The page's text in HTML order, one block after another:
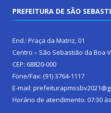
PREFEITURA DE SÃO
End.: Praça da Matriz, 01
Centro – São Sebastião da Boa
CEP: 68820-000
Fone/Fax: (91) 3764-1117
E-mail:
Horário de atendimento: 07:30